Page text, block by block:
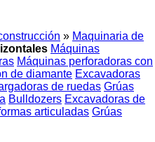
» Maquinaria de
Máquinas
Máquinas perforadoras con
de diamante Excavadoras
de ruedas Grúas
Bulldozers Excavadoras de
articuladas Grúas